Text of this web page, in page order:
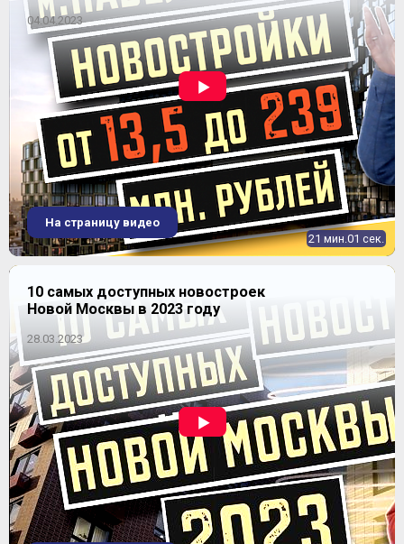
04.04.2023
21 мин.01 сек.
На страницу видео
10 самых доступных новостроек
Новой Москвы в 2023 году
28.03.2023